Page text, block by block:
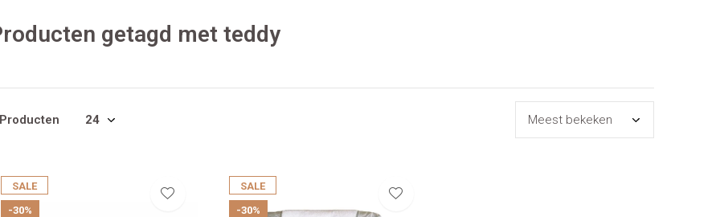
getagd met teddy
SALE
-30%
SALE
-30%